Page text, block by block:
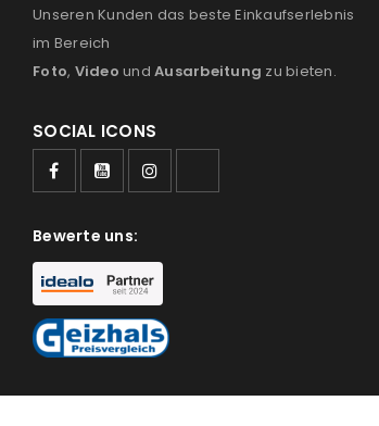
Unseren Kunden das beste Einkaufserlebnis
im Bereich
Foto, Video und Ausarbeitung zu bieten.
SOCIAL ICONS
Bewerte uns: